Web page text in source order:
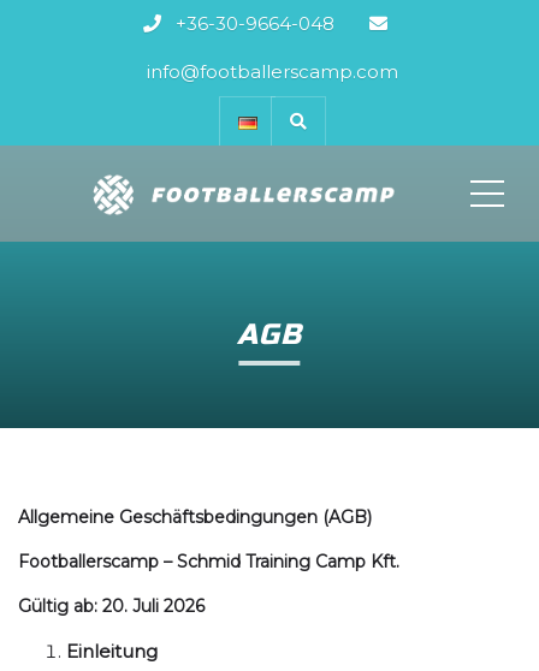
+36-30-9664-048
info@footballerscamp.com
AGB
Allgemeine Geschäftsbedingungen (AGB)
Footballerscamp – Schmid Training Camp Kft.
Gültig ab: 20. Juli 2026
Einleitung